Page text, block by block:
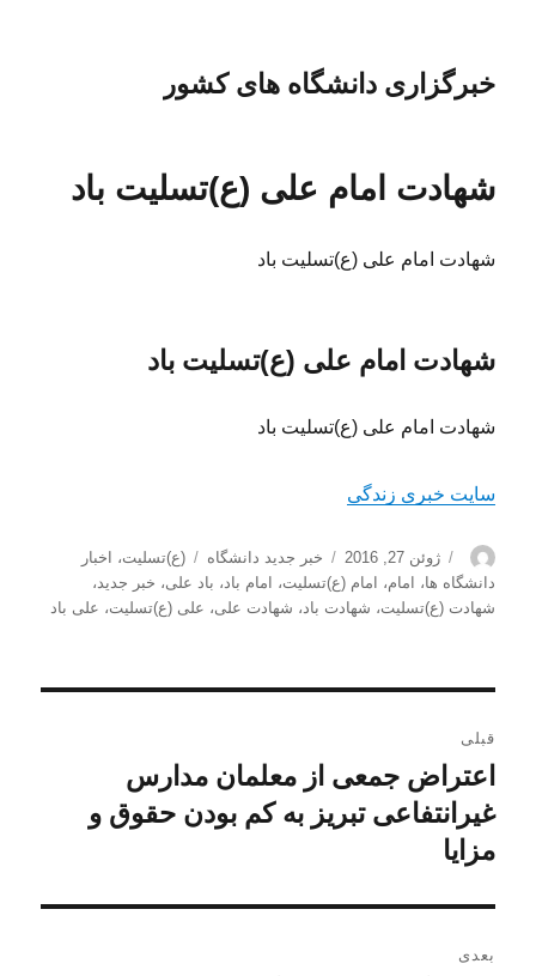
خبرگزاری دانشگاه های کشور
شهادت امام علی (ع)تسلیت باد
شهادت امام علی (ع)تسلیت باد
شهادت امام علی (ع)تسلیت باد
شهادت امام علی (ع)تسلیت باد
سایت خبری زندگی
نویسنده
ارسال
شده
در
ژوئن 27, 2016 دسته‌ها
خبر جدید دانشگاه برچسب‌ها
(ع)تسلیت،
اخبار
دانشگاه ها، امام، امام (ع)تسلیت، امام باد، باد علی، خبر جدید،
شهادت (ع)تسلیت، شهادت باد، شهادت علی، علی (ع)تسلیت، علی باد
نوشته
قبلی
نوشته
قبلی:
اعتراض جمعی از معلمان مدارس
غیرانتفاعی تبریز به کم بودن حقوق و
مزایا
بعدی